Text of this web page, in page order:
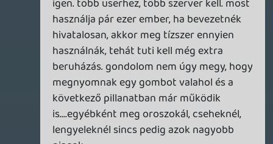
A szerverpark az nem is hiszem, hogy csak
miattunk kéne, meg szerintem helyileg
nem is kell, hanem mondjuk az egész régió
Természetesen globálban az MS-nek maga
a szerverpark, meg a munkaerő nem egy
hatalmas költség, de ők szerintem nem
fognak bele ilyesmibe, ha nem látják, hogy
ki is fogják tudni termelni záros határidőn
belül legalább a rendszer fenntartási
költségét.